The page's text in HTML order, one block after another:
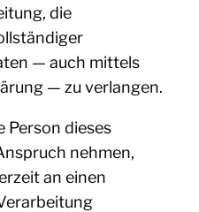
die
— auch mittels
— zu verlangen.
Person dieses
nehmen,
an einen